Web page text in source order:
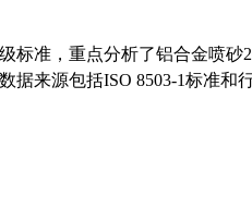
标准，重点分析了铝合金喷砂
据来源包括ISO 8503-1标准和